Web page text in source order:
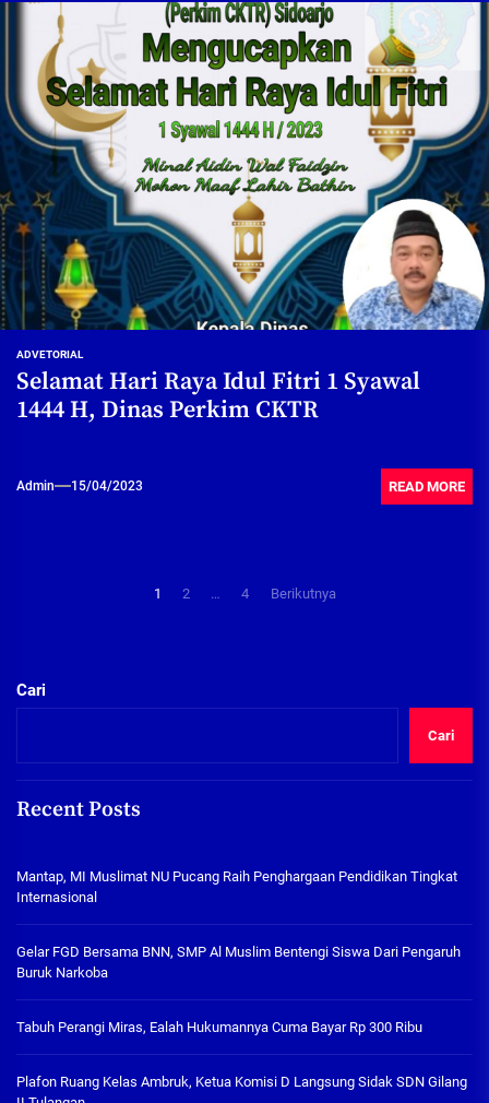
ADVETORIAL
Selamat Hari Raya Idul Fitri 1 Syawal
1444 H, Dinas Perkim CKTR
Admin 15/04/2023 READ MORE
1 2 … 4 Berikutnya
Cari
Cari
Recent Posts
Mantap, MI Muslimat NU Pucang Raih Penghargaan Pendidikan Tingkat
Internasional
Gelar FGD Bersama BNN, SMP Al Muslim Bentengi Siswa Dari Pengaruh
Buruk Narkoba
Tabuh Perangi Miras, Ealah Hukumannya Cuma Bayar Rp 300 Ribu
Plafon Ruang Kelas Ambruk, Ketua Komisi D Langsung Sidak SDN Gilang